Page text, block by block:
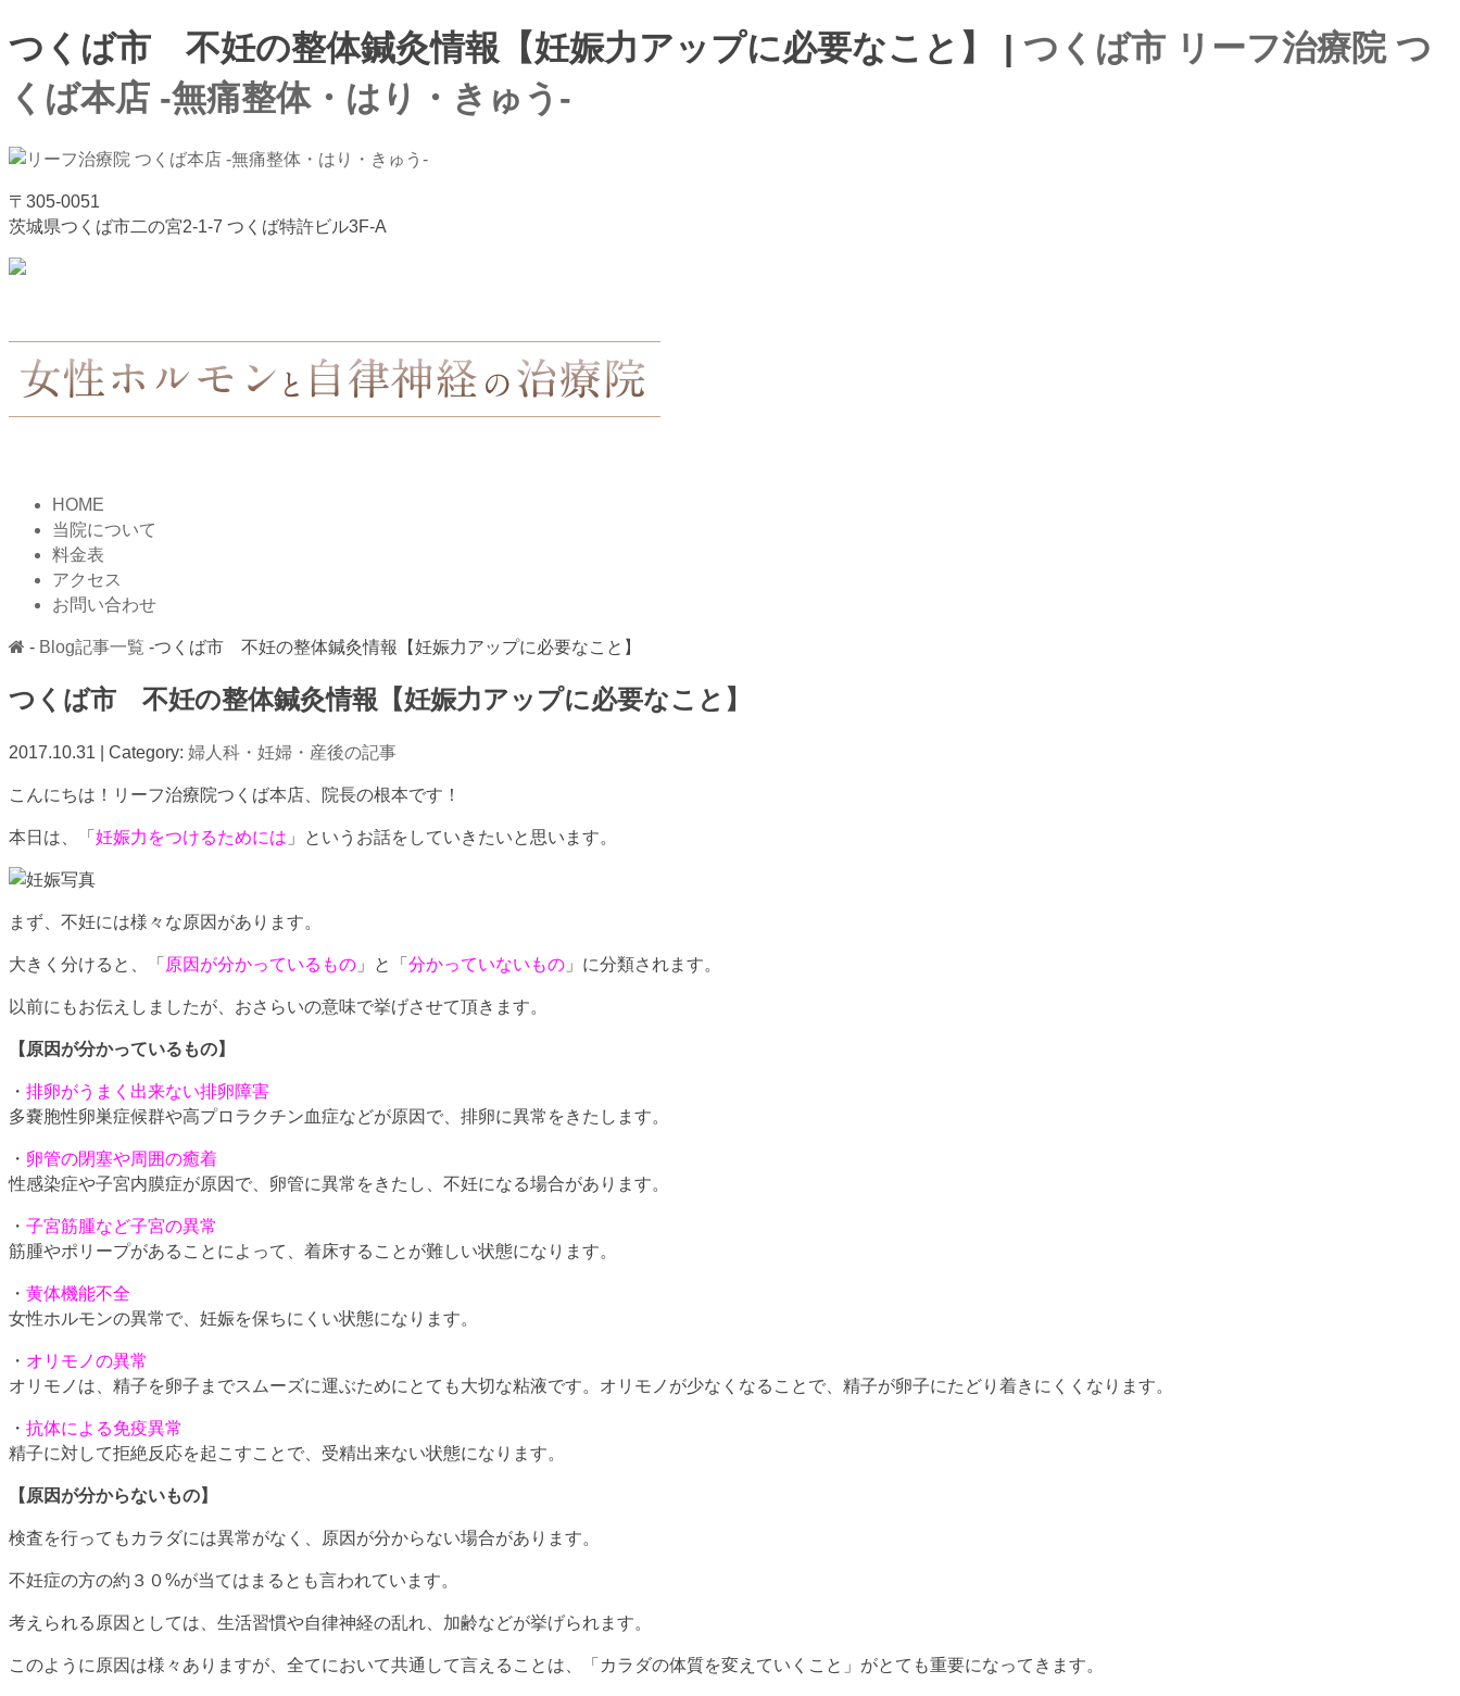
つくば市 不妊の整体鍼灸情報【妊娠力アップに必要なこと】 | つくば市 リーフ治療院 つ
くば本店 -無痛整体・はり・きゅう-
〒305-0051
茨城県つくば市二の宮2-1-7 つくば特許ビル3F-A
HOME
当院について
料金表
アクセス
お問い合わせ
- Blog記事一覧 -つくば市 不妊の整体鍼灸情報【妊娠力アップに必要なこと】
つくば市 不妊の整体鍼灸情報【妊娠力アップに必要なこと】
2017.10.31 | Category: 婦人科・妊婦・産後の記事
こんにちは！リーフ治療院つくば本店、院長の根本です！
本日は、「 妊娠力をつけるためには 」というお話をしていきたいと思います。
まず、不妊には様々な原因があります。
大きく分けると、「 原因が分かっているもの 」と「 分かっていないもの 」に分類されます。
以前にもお伝えしましたが、おさらいの意味で挙げさせて頂きます。
【原因が分かっているもの】
・ 排卵がうまく出来ない排卵障害
多嚢胞性卵巣症候群や高プロラクチン血症などが原因で、排卵に異常をきたします。
・ 卵管の閉塞や周囲の癒着
性感染症や子宮内膜症が原因で、卵管に異常をきたし、不妊になる場合があります。
・ 子宮筋腫など子宮の異常
筋腫やポリープがあることによって、着床することが難しい状態になります。
・ 黄体機能不全
女性ホルモンの異常で、妊娠を保ちにくい状態になります。
・ オリモノの異常
オリモノは、精子を卵子までスムーズに運ぶためにとても大切な粘液です。オリモノが少なくなることで、精子が卵子にたどり着きにくくなります。
・ 抗体による免疫異常
精子に対して拒絶反応を起こすことで、受精出来ない状態になります。
【原因が分からないもの】
検査を行ってもカラダには異常がなく、原因が分からない場合があります。
不妊症の方の約３０%が当てはまるとも言われています。
考えられる原因としては、生活習慣や自律神経の乱れ、加齢などが挙げられます。
このように原因は様々ありますが、全てにおいて共通して言えることは、「カラダの体質を変えていくこと」がとても重要になってきます。